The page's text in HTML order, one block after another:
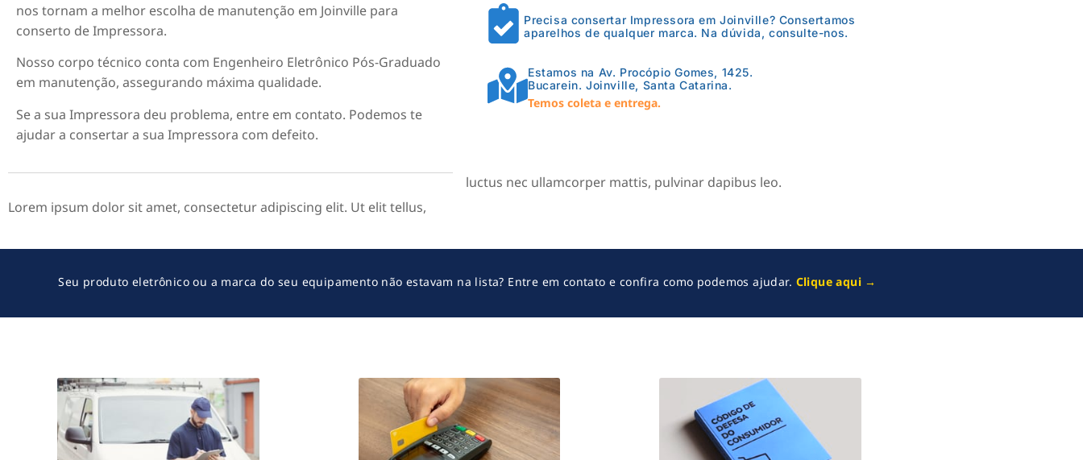
nos tornam a melhor escolha de manutenção em Joinville para
conserto de Impressora.
Nosso corpo técnico conta com Engenheiro Eletrônico Pós-Graduado
em manutenção, assegurando máxima qualidade.
Se a sua Impressora deu problema, entre em contato. Podemos te
ajudar a consertar a sua Impressora com defeito.
Precisa consertar Impressora em Joinville? Consertamos
aparelhos de qualquer marca. Na dúvida, consulte-nos.
Estamos na Av. Procópio Gomes, 1425.
Bucarein. Joinville, Santa Catarina.
Temos coleta e entrega.
Lorem ipsum dolor sit amet, consectetur adipiscing elit. Ut elit tellus,
luctus nec ullamcorper mattis, pulvinar dapibus leo.
Seu produto eletrônico ou a marca do seu equipamento não estavam na lista? Entre em contato e confira como podemos ajudar. Clique aqui →